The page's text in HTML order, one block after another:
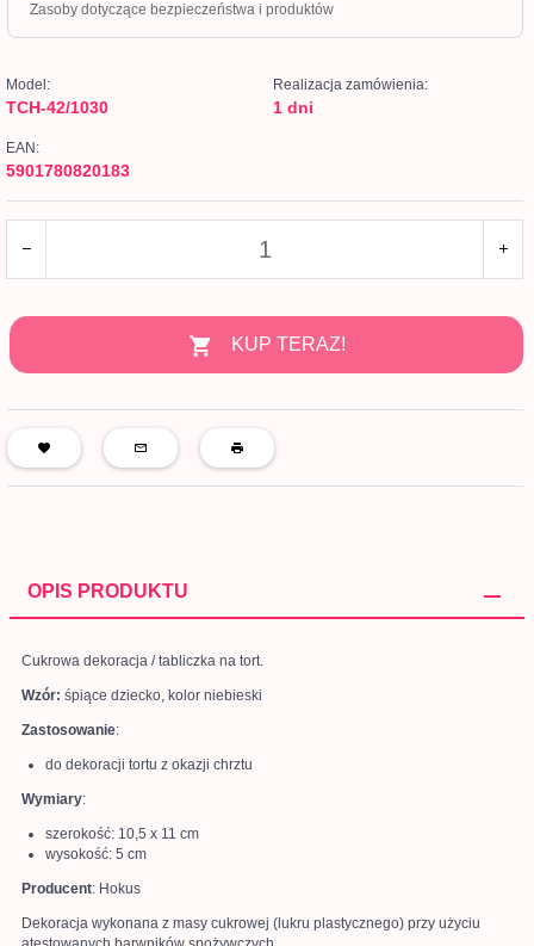
Zasoby dotyczące bezpieczeństwa i produktów
Model:
TCH-42/1030
Realizacja zamówienia:
1 dni
EAN:
5901780820183
KUP TERAZ!
OPIS PRODUKTU
Cukrowa dekoracja / tabliczka na tort.
Wzór: śpiące dziecko, kolor niebieski
Zastosowanie:
do dekoracji tortu z okazji chrztu
Wymiary:
szerokość: 10,5 x 11 cm
wysokość: 5 cm
Producent: Hokus
Dekoracja wykonana z masy cukrowej (lukru plastycznego) przy użyciu